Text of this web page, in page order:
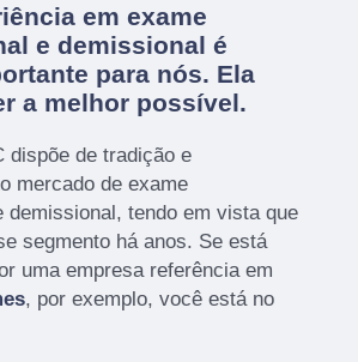
em exame
e demissional é
para nós. Ela
a melhor possível.
dispõe de tradição e
mercado de exame
demissional, tendo em vista que
segmento há anos. Se está
uma empresa referência em
, por exemplo, você está no